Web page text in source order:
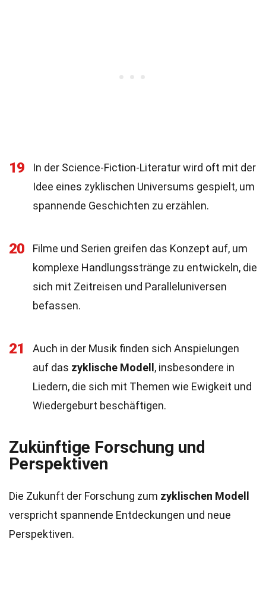
19
In der Science-Fiction-Literatur wird oft mit der
Idee eines zyklischen Universums gespielt, um
spannende Geschichten zu erzählen.
20
Filme und Serien greifen das Konzept auf, um
komplexe Handlungsstränge zu entwickeln, die
sich mit Zeitreisen und Paralleluniversen
befassen.
21
Auch in der Musik finden sich Anspielungen
auf das zyklische Modell , insbesondere in
Liedern, die sich mit Themen wie Ewigkeit und
Wiedergeburt beschäftigen.
Zukünftige Forschung und
Perspektiven
Die Zukunft der Forschung zum zyklischen Modell
verspricht spannende Entdeckungen und neue
Perspektiven.